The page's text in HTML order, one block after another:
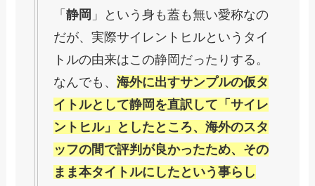
「静岡 」という身も蓋も無い愛称なの
だが、実際サイレントヒルというタイ
トルの由来はこの静岡だったりする。
なんでも、海外に出すサンプルの仮タ
イトルとして静岡を直訳して「サイレ
ントヒル」としたところ、海外のスタ
ッフの間で評判が良かったため、その
まま本タイトルにしたという事らし